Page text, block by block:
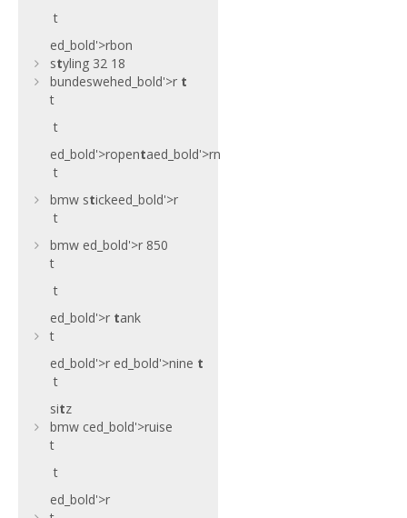
t
ed_bold'>rbon
styling 32 18
bundesweh
t
ed_bold'>r t
t
ed_bold'>ropenta
t
ed_bold'>rn
bmw sticke
t
ed_bold'>r
bmw
t
ed_bold'>r 850
t
ed_bold'>r tank
t
ed_bold'>r
t
ed_bold'>nine t
sitz
bmw c
t
ed_bold'>ruise
t
ed_bold'>r